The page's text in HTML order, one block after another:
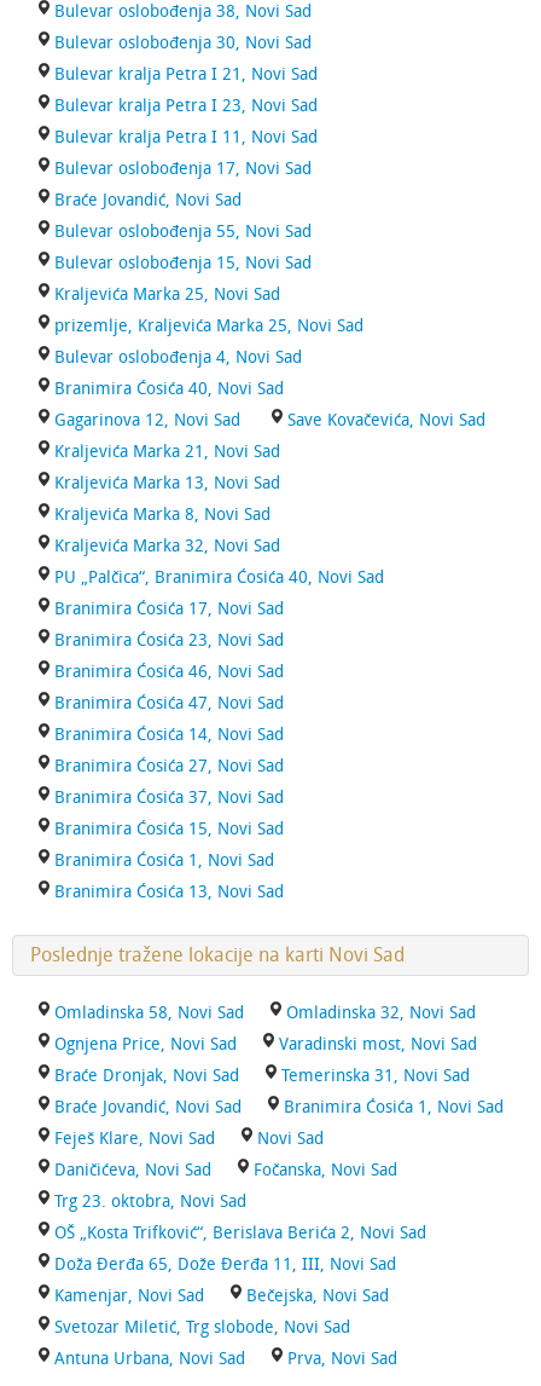
Bulevar oslobođenja 38, Novi Sad
Bulevar oslobođenja 30, Novi Sad
Bulevar kralja Petra I 21, Novi Sad
Bulevar kralja Petra I 23, Novi Sad
Bulevar kralja Petra I 11, Novi Sad
Bulevar oslobođenja 17, Novi Sad
Braće Jovandić, Novi Sad
Bulevar oslobođenja 55, Novi Sad
Bulevar oslobođenja 15, Novi Sad
Kraljevića Marka 25, Novi Sad
prizemlje, Kraljevića Marka 25, Novi Sad
Bulevar oslobođenja 4, Novi Sad
Branimira Ćosića 40, Novi Sad
Gagarinova 12, Novi Sad
Save Kovačevića, Novi Sad
Kraljevića Marka 21, Novi Sad
Kraljevića Marka 13, Novi Sad
Kraljevića Marka 8, Novi Sad
Kraljevića Marka 32, Novi Sad
PU „Palčica“, Branimira Ćosića 40, Novi Sad
Branimira Ćosića 17, Novi Sad
Branimira Ćosića 23, Novi Sad
Branimira Ćosića 46, Novi Sad
Branimira Ćosića 47, Novi Sad
Branimira Ćosića 14, Novi Sad
Branimira Ćosića 27, Novi Sad
Branimira Ćosića 37, Novi Sad
Branimira Ćosića 15, Novi Sad
Branimira Ćosića 1, Novi Sad
Branimira Ćosića 13, Novi Sad
Poslednje tražene lokacije na karti Novi Sad
Omladinska 58, Novi Sad
Omladinska 32, Novi Sad
Ognjena Price, Novi Sad
Varadinski most, Novi Sad
Braće Dronjak, Novi Sad
Temerinska 31, Novi Sad
Braće Jovandić, Novi Sad
Branimira Ćosića 1, Novi Sad
Feješ Klare, Novi Sad
Novi Sad
Daničićeva, Novi Sad
Fočanska, Novi Sad
Trg 23. oktobra, Novi Sad
OŠ „Kosta Trifković“, Berislava Berića 2, Novi Sad
Doža Đerđa 65, Dože Đerđa 11, III, Novi Sad
Kamenjar, Novi Sad
Bečejska, Novi Sad
Svetozar Miletić, Trg slobode, Novi Sad
Antuna Urbana, Novi Sad
Prva, Novi Sad